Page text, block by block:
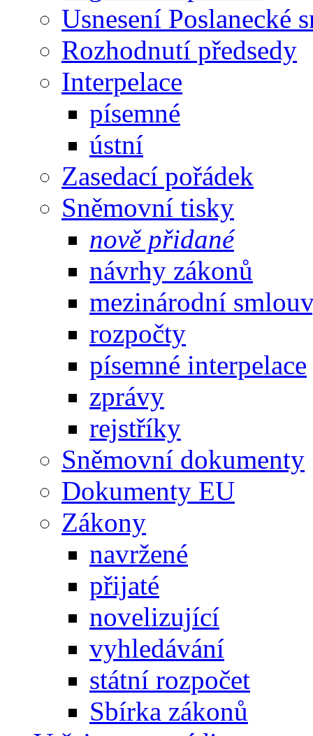
Usnesení Poslanecké
Rozhodnutí předsedy
Interpelace
písemné
ústní
Zasedací pořádek
Sněmovní tisky
nově přidané
návrhy zákonů
mezinárodní
rozpočty
písemné interpelace
zprávy
rejstříky
Sněmovní dokumenty
Dokumenty EU
Zákony
navržené
přijaté
novelizující
vyhledávání
státní rozpočet
Sbírka zákonů